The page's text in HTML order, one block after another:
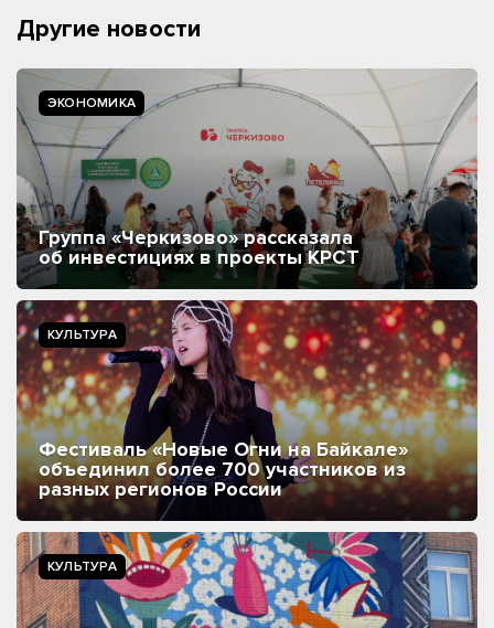
Другие новости
ЭКОНОМИКА
Группа «Черкизово» рассказала
об инвестициях в проекты КРСТ
КУЛЬТУРА
Фестиваль «Новые Огни на Байкале»
объединил более 700 участников из
разных регионов России
КУЛЬТУРА